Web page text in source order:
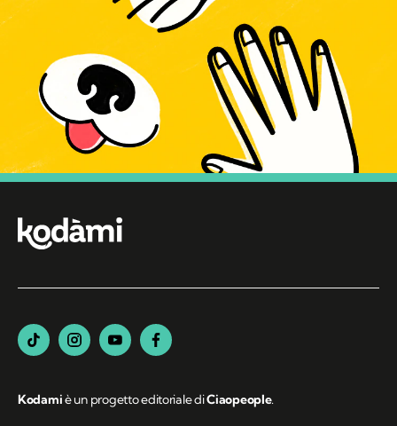
Kodamiè un progetto editoriale diCiaopeople.